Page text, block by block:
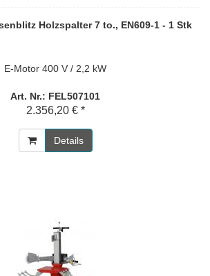
Holzspalter 7 to., EN609-1 - 1 Stk
E-Motor 400 V / 2,2 kW
Art. Nr.: FEL507101
2.356,20 € *
Details